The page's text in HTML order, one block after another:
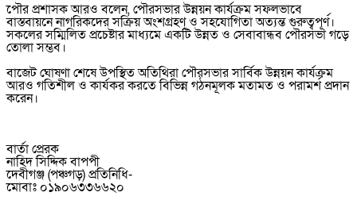
‎পৌর প্রশাসক আরও বলেন, পৌরসভার উন্নয়ন কার্যক্রম সফলভাবে
বাস্তবায়নে নাগরিকদের সক্রিয় অংশগ্রহণ ও সহযোগিতা অত্যন্ত গুরুত্বপূর্ণ।
সকলের সম্মিলিত প্রচেষ্টার মাধ্যমে একটি উন্নত ও সেবাবান্ধব পৌরসভা গড়ে
তোলা সম্ভব।
‎বাজেট ঘোষণা শেষে উপস্থিত অতিথিরা পৌরসভার সার্বিক উন্নয়ন কার্যক্রম
আরও গতিশীল ও কার্যকর করতে বিভিন্ন গঠনমূলক মতামত ও পরামর্শ প্রদান
করেন।
‎বার্তা প্রেরক
‎নাহিদ সিদ্দিক বাপপী
‎দেবীগঞ্জ (পঞ্চগড়) প্রতিনিধি-
‎মোবাঃ ০১৯০৬৩৩৬৬২০